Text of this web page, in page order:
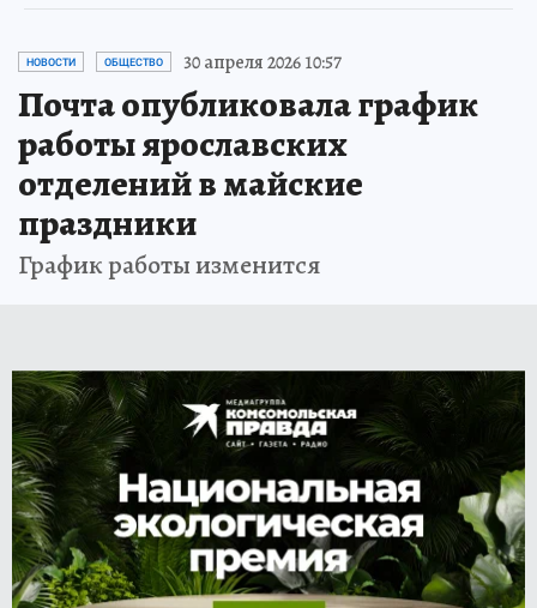
НОВОСТИ ОБЩЕСТВО 30 апреля 2026 10:57
Почта опубликовала график
работы ярославских
отделений в майские
праздники
График работы изменится